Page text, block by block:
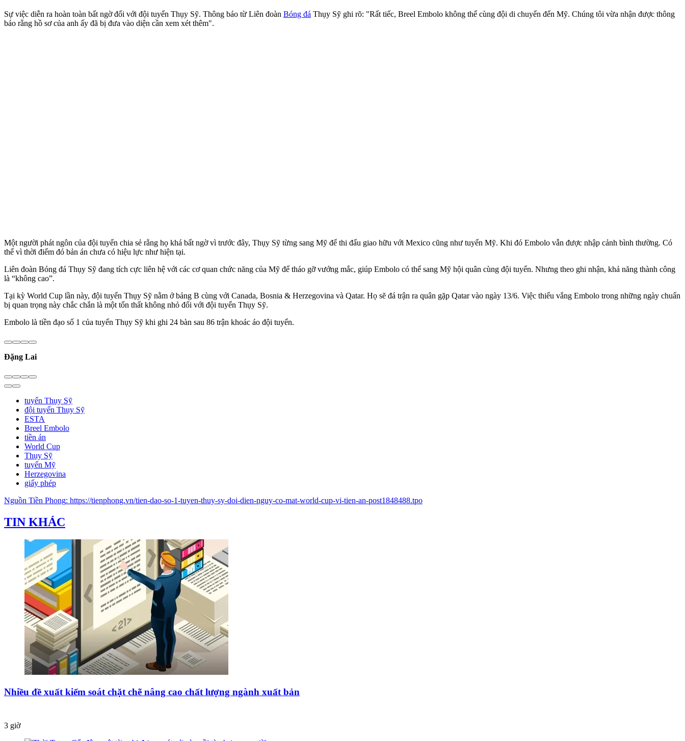
Sự việc diễn ra hoàn toàn bất ngờ đối với đội tuyển Thụy Sỹ. Thông báo từ Liên đoàn Bóng đá Thụy Sỹ ghi rõ: "Rất tiếc, Breel Embolo không thể cùng đội di chuyển đến Mỹ. Chúng tôi vừa nhận được thông
báo rằng hồ sơ của anh ấy đã bị đưa vào diện cần xem xét thêm".
Một người phát ngôn của đội tuyển chia sẻ rằng họ khá bất ngờ vì trước đây, Thụy Sỹ từng sang Mỹ để thi đấu giao hữu với Mexico cũng như tuyển Mỹ. Khi đó Embolo vẫn được nhập cảnh bình thường. Có
thể vì thời điểm đó bản án chưa có hiệu lực như hiện tại.
Liên đoàn Bóng đá Thụy Sỹ đang tích cực liên hệ với các cơ quan chức năng của Mỹ để tháo gỡ vướng mắc, giúp Embolo có thể sang Mỹ hội quân cùng đội tuyển. Nhưng theo ghi nhận, khả năng thành công
là “không cao”.
Tại kỳ World Cup lần này, đội tuyển Thụy Sỹ nằm ở bảng B cùng với Canada, Bosnia & Herzegovina và Qatar. Họ sẽ đá trận ra quân gặp Qatar vào ngày 13/6. Việc thiếu vắng Embolo trong những ngày chuẩn
bị quan trọng này chắc chắn là một tổn thất không nhỏ đối với đội tuyển Thụy Sỹ.
Embolo là tiền đạo số 1 của tuyển Thụy Sỹ khi ghi 24 bàn sau 86 trận khoác áo đội tuyển.
Đặng Lai
tuyển Thụy Sỹ
đội tuyển Thụy Sỹ
ESTA
Breel Embolo
tiền án
World Cup
Thụy Sỹ
tuyển Mỹ
Herzegovina
giấy phép
Nguồn Tiền Phong: https://tienphong.vn/tien-dao-so-1-tuyen-thuy-sy-doi-dien-nguy-co-mat-world-cup-vi-tien-an-post1848488.tpo
TIN KHÁC
Nhiều đề xuất kiểm soát chặt chẽ nâng cao chất lượng ngành xuất bản
3 giờ